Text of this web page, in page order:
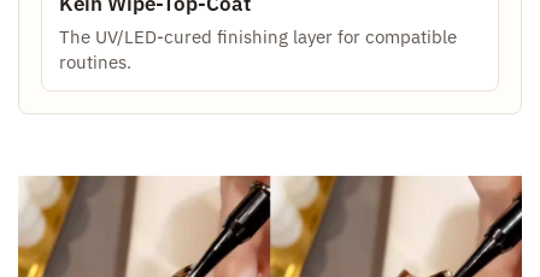
The UV/LED-cured finishing layer for compatible
routines.